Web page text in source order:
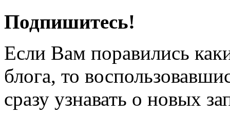
Подпишитесь!
Если Вам поравились
блога, то
сразу узнавать о новых